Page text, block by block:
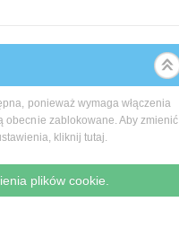
ponieważ wymaga włączenia
obecnie zablokowane. Aby zmienić
kliknij tutaj.
plików cookie.